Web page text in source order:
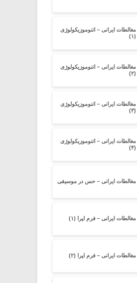
مغالطات ایرانی – اتنوموزیکولوژی
(۱)
مغالطات ایرانی – اتنوموزیکولوژی
(۲)
مغالطات ایرانی – اتنوموزیکولوژی
(۳)
مغالطات ایرانی – اتنوموزیکولوژی
(۴)
مغالطات ایرانی – حس در موسیقی
مغالطات ایرانی – فرم اپرا (۱)
مغالطات ایرانی – فرم اپرا (۲)